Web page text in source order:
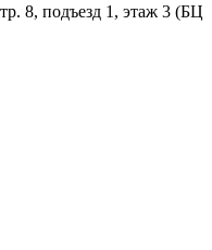
8, подъезд 1, этаж 3 (БЦ